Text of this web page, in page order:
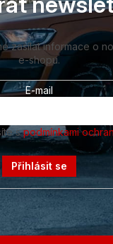
zasílat informace o
e-shopu.
E-mail
spodmínkami
Přihlásit se